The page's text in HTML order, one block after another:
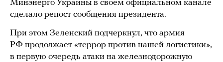
Минэнерго Украины в своем официальном канале
сделало репост сообщения президента.
При этом Зеленский подчеркнул, что армия
РФ продолжает «террор против нашей логистики»,
в первую очередь атаки на железнодорожную